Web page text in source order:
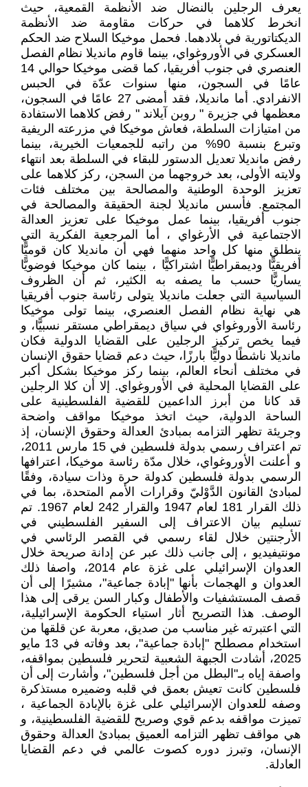
يعرف الرجلين بالنضال ضد الأنظمة القمعية، حيث
انخرط كلاهما في حركات مقاومة ضد الأنظمة
الديكتاتورية في بلادهما. فحمل موخيكا السلاح ضد الحكم
العسكري في الأوروغواي، بينما قاوم مانديلا نظام الفصل
العنصري في جنوب أفريقيا، كما قضى موخيكا حوالي 14
عامًا في السجون، منها سنوات عدّة في الحبس
الانفرادي. أما مانديلا، فقد أمضى 27 عامًا في السجون،
معظمها في جزيرة " روبن آيلاند " رفض كلاهما الاستفادة
من امتيازات السلطة، فعاش موخيكا في مزرعته الريفية
وتبرع بنسبة 90% من راتبه للجمعيات الخيرية، بينما
رفض مانديلا تعديل الدستور للبقاء في السلطة بعد انتهاء
ولايته الأولى، بعد خروجهما من السجن، ركز كلاهما على
تعزيز الوحدة الوطنية والمصالحة بين مختلف فئات
المجتمع. فأسس مانديلا لجنة الحقيقة والمصالحة في
جنوب أفريقيا، بينما عمل موخيكا على تعزيز العدالة
الاجتماعية في الأرغواي ، أما المرجعية الفكرية التي
ينطلق منها كل واحد منهما فهي أن مانديلا كان قوميًّا
أفريقيًّا وديمقراطيًّا اشتراكيًّا ، بينما كان موخيكا فوضويًّا
يساريًّا حسب ما يصفه به الكثير، ثم أن الظروف
السياسية التي جعلت مانديلا يتولى رئاسة جنوب أفريقيا
هي نهاية نظام الفصل العنصري، بينما تولى موخيكا
رئاسة الأوروغواي في سياق ديمقراطي مستقر نسبيًّا، و
فيما يخص تركيز الرجلين على القضايا الدولية فكان
مانديلا ناشطًا دوليًّا بارزًا، حيث دعم قضايا حقوق الإنسان
في مختلف أنحاء العالم، بينما ركز موخيكا بشكل أكبر
على القضايا المحلية في الأوروغواي. إلا أن كلا الرجلين
قد كانا من أبرز الداعمين للقضية الفلسطينية على
الساحة الدولية، حيث اتخذ موخيكا مواقف واضحة
وجريئة تظهر التزامه بمبادئ العدالة وحقوق الإنسان، إذ
تم اعتراف رسمي بدولة فلسطين في 15 مارس 2011،
و أعلنت الأوروغواي، خلال مدّة رئاسة موخيكا، اعترافها
الرسمي بدولة فلسطين كدولة حرة وذات سيادة، وفقًا
لمبادئ القانون الدَّوْليّ وقرارات الأمم المتحدة، بما في
ذلك القرار 181 لعام 1947 والقرار 242 لعام 1967. تم
تسليم بيان الاعتراف إلى السفير الفلسطيني في
الأرجنتين خلال لقاء رسمي في القصر الرئاسي في
مونتيفيديو ، إلى جانب ذلك عبر عن إدانة صريحة خلال
العدوان الإسرائيلي على غزة عام 2014، واصفا ذلك
العدوان و الهجمات بأنها "إبادة جماعية"، مشيرًا إلى أن
قصف المستشفيات والأطفال وكبار السن يرقى إلى هذا
الوصف. هذا التصريح أثار استياء الحكومة الإسرائيلية،
التي اعتبرته غير مناسب من صديق، معربة عن قلقها من
استخدام مصطلح "إبادة جماعية"، بعد وفاته في 13 مايو
2025، أشادت الجبهة الشعبية لتحرير فلسطين بمواقفه،
واصفة إياه بـ"البطل من أجل فلسطين"، وأشارت إلى أن
فلسطين كانت تعيش بعمق في قلبه وضميره مستذكرة
وصفه للعدوان الإسرائيلي على غزة بالإبادة الجماعية ،
تميزت مواقفه بدعم قوي وصريح للقضية الفلسطينية، و
هي مواقف تظهر التزامه العميق بمبادئ العدالة وحقوق
الإنسان، وتبرز دوره كصوت عالمي في دعم القضايا
العادلة.